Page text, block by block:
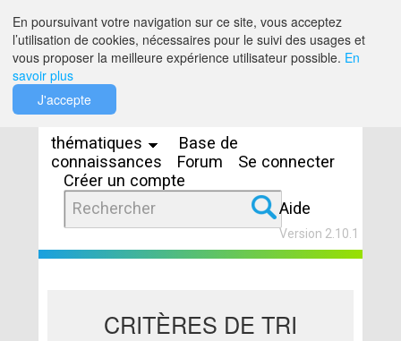
thématiques
Base de
connaissances
Forum
Se connecter
Créer un compte
Aide
Version 2.10.1
CRITÈRES DE TRI
En poursuivant votre navigation sur ce site, vous acceptez
l’utilisation de cookies, nécessaires pour le suivi des usages et
vous proposer la meilleure expérience utilisateur possible. En
savoir plus
J'accepte